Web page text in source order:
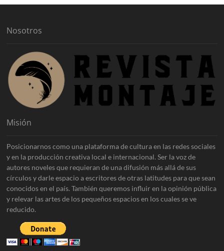
Nosotros
Misión
Posicionarnos como una plataforma de cultura en las redes sociales
y en la producción creativa local e internacional. Ser la voz de
autores noveles que requieran de una difusión más allá de sus
círculos y darle espacio a escritores de otras latitudes para que sean
conocidos en el país. También queremos influir en la opinión pública
y relevar las artes de los pequeños espacios en los cuales se ve
reducido.